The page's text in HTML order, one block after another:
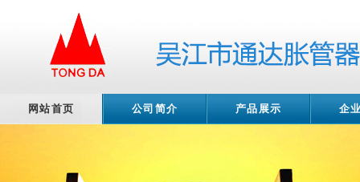
网站首页 公司简介 产品展示 企